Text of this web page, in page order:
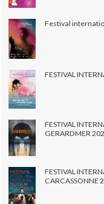
Festival
FESTIVAL
FESTIVAL
GERARDMER
FESTIVAL
CARCASSONNE